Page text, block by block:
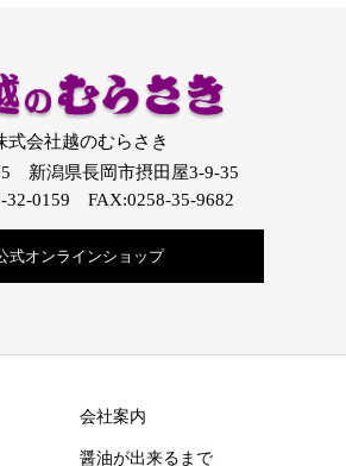
式会社越のむらさき
新潟県長岡市摂田屋3-9-35
32-0159 FAX:0258-35-9682
式オンラインショップ
会社案内
醤油が出来るまで